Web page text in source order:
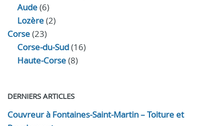
Aude(6)
Lozère(2)
Corse(23)
Corse-du-Sud(16)
Haute-Corse(8)
DERNIERS ARTICLES
Couvreur à Fontaines-Saint-Martin – Toiture et